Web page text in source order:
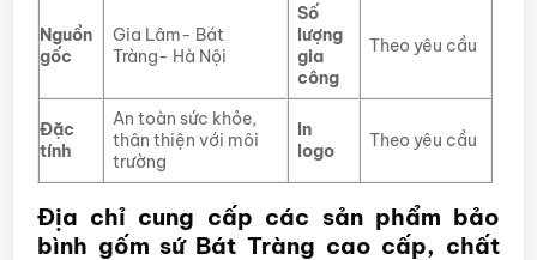
Nguồn
gốc
Gia Lâm- Bát
Tràng- Hà Nội
Số
lượng
gia
công
Theo yêu cầu
Đặc
tính
An toàn sức khỏe,
thân thiện với môi
trường
In
logo
Theo yêu cầu
Địa chỉ cung cấp các sản phẩm bảo
bình gốm sứ Bát Tràng cao cấp, chất